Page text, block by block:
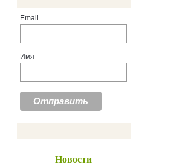
Email
Имя
Новости